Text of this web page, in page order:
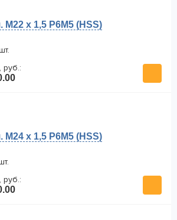
x 1,5 Р6М5 (HSS)
руб.:
x 1,5 Р6М5 (HSS)
руб.: